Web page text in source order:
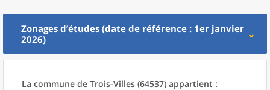
Zonages d’études (date de référence : 1er janvier
2026)
La commune de Trois-Villes (64537) appartient :